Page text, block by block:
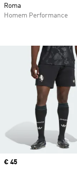
Roma
Homem Performance
Price
€ 45